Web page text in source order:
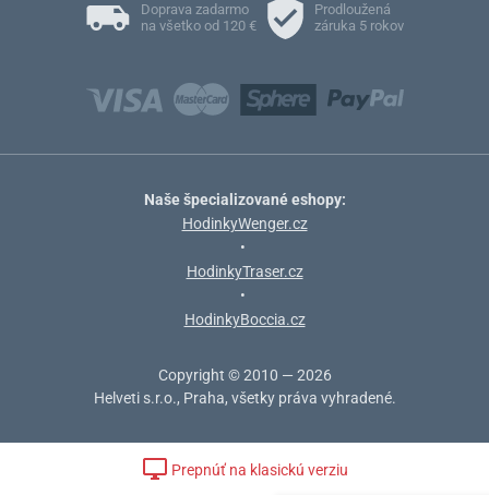
Doprava zadarmo
na všetko od 120 €
Prodloužená
záruka 5 rokov
Naše špecializované eshopy:
HodinkyWenger.cz
•
HodinkyTraser.cz
•
HodinkyBoccia.cz
Copyright © 2010 — 2026
Helveti s.r.o., Praha, všetky práva vyhradené.
Prepnúť na klasickú verziu